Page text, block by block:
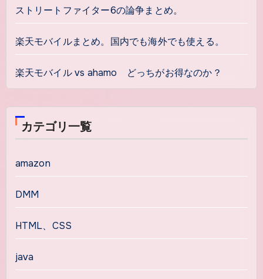
ストリートファイター6の論争まとめ。
楽天モバイルまとめ。国内でも海外でも使える。
楽天モバイル vs ahamo どっちがお得なのか？
カテゴリ一覧
amazon
DMM
HTML、CSS
java